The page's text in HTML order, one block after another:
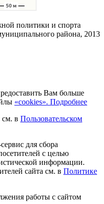
политики и спорта
района, 2013
Вам больше
«cookies». Подробнее
см. в Пользовательском
для сбора
с целью
информации.
сайта см. в Политике
работы с сайтом